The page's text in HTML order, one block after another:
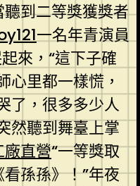
到二等獎獲獎者
一名年青演員
來，“這下子確
心里都一樣慌，
了，很多多少人
然聽到舞臺上掌
廠直營“一等獎取
孫孫》！”年夜